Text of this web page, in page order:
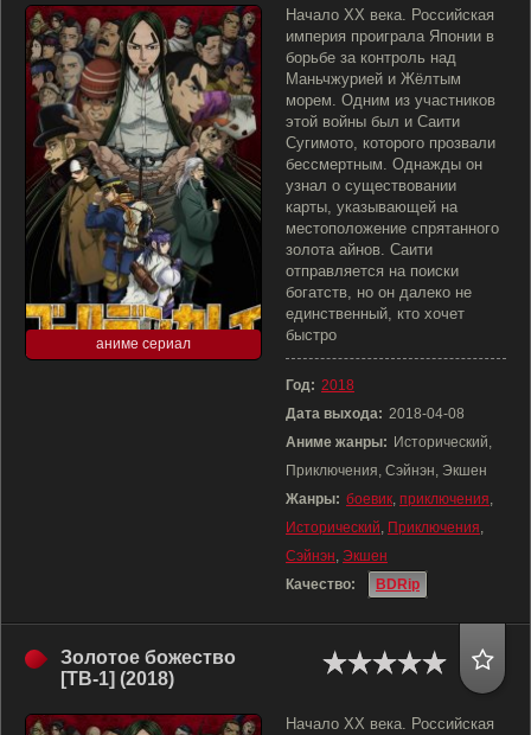
аниме сериал
Начало XX века. Российская
империя проиграла Японии в
борьбе за контроль над
Маньчжурией и Жёлтым
морем. Одним из участников
этой войны был и Саити
Сугимото, которого прозвали
бессмертным. Однажды он
узнал о существовании
карты, указывающей на
местоположение спрятанного
золота айнов. Саити
отправляется на поиски
богатств, но он далеко не
единственный, кто хочет
быстро
Год: 2018
Дата выхода: 2018-04-08
Аниме жанры: Исторический,
Приключения, Сэйнэн, Экшен
Жанры: боевик, приключения,
Исторический, Приключения,
Сэйнэн, Экшен
Качество:
BDRip
Золотое божество
[ТВ-1] (2018)
Начало XX века. Российская